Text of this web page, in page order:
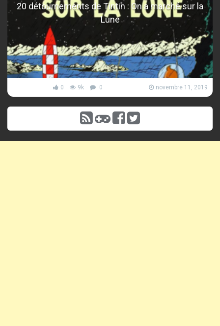
20 détournements de Tintin : On a marché sur la
Lune
0 9k 0 novembre 11, 2019